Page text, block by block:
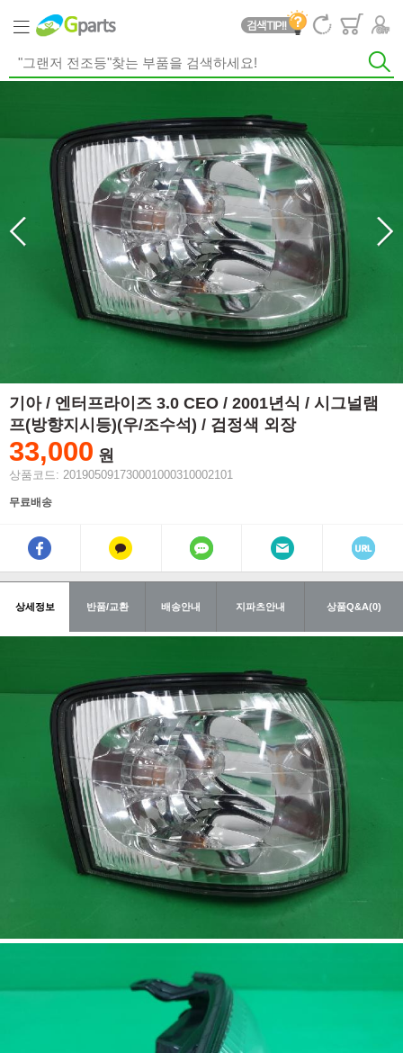
기아 / 엔터프라이즈 3.0 CEO / 2001년식 / 시그널램
프(방향지시등)(우/조수석) / 검정색 외장
33,000 원
상품코드: 201905091730001000310002101
무료배송
상세정보 반품/교환 배송안내 지파츠안내 상품Q&A(0)